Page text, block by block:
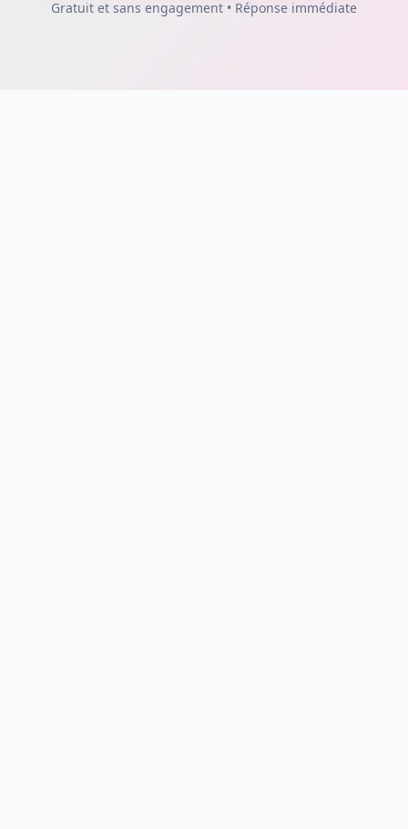
Gratuit et sans engagement • Réponse immédiate